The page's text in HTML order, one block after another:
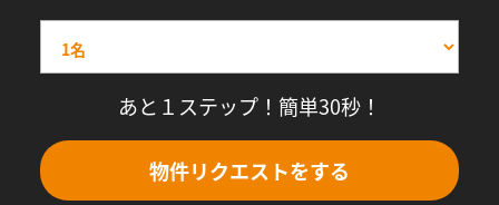
あと１ステップ！簡単30秒！
物件リクエストをする